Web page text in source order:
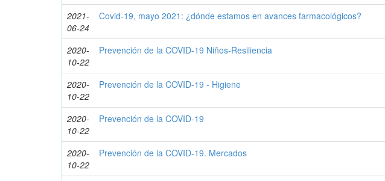
2021-
06-24
Covid-19, mayo 2021: ¿dónde estamos en avances farmacológicos?
2020-
10-22
Prevención de la COVID-19 Niños-Resiliencia
2020-
10-22
Prevención de la COVID-19 - Higiene
2020-
10-22
Prevención de la COVID-19
2020-
10-22
Prevención de la COVID-19. Mercados